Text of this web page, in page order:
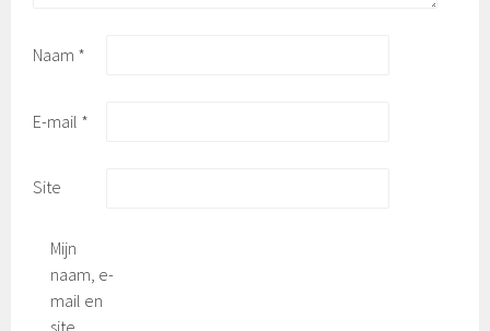
Naam *
E-mail *
Site
Mijn
naam, e-
mail en
site